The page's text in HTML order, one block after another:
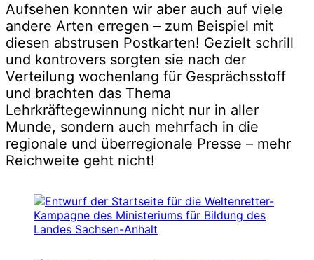
Aufsehen konnten wir aber auch auf viele
andere Arten erregen – zum Beispiel mit
diesen abstrusen Postkarten! Gezielt schrill
und kontrovers sorgten sie nach der
Verteilung wochenlang für Gesprächsstoff
und brachten das Thema
Lehrkräftegewinnung nicht nur in aller
Munde, sondern auch mehrfach in die
regionale und überregionale Presse – mehr
Reichweite geht nicht!